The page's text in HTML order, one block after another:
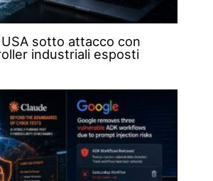
sotto attacco con
industriali esposti